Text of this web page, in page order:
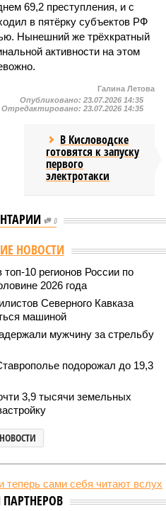
69,2 преступления, и с
в пятёрку субъектов РФ
Нынешний же трёхкратный
активности на этом
Галина Летова
Опубликовано: 23.07.2026 14:35
Отредактировано: 23.07.2026 14:35
В Кисловодске
готовятся к запуску
первого
электротакси
0
НОВОСТИ
10 регионов России по
2026 года
Северного Кавказа
машиной
мужчину за стрельбу
подорожал до 19,3
3,9 тысячи земельных